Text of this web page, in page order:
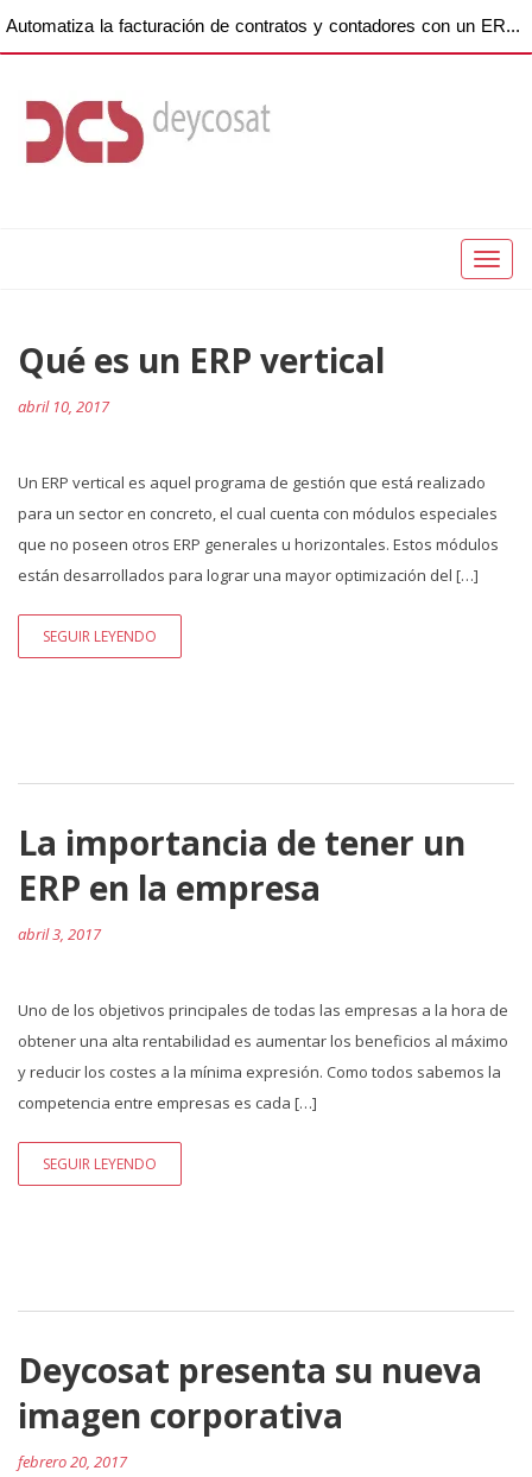
Automatiza la facturación de contratos y contadores con un ERP para empresas de copiadoras
Toggle
Qué es un ERP vertical
abril 10, 2017
Un ERP vertical es aquel programa de gestión que está realizado
para un sector en concreto, el cual cuenta con módulos especiales
que no poseen otros ERP generales u horizontales. Estos módulos
están desarrollados para lograr una mayor optimización del […]
SEGUIR LEYENDO
La importancia de tener un
ERP en la empresa
abril 3, 2017
Uno de los objetivos principales de todas las empresas a la hora de
obtener una alta rentabilidad es aumentar los beneficios al máximo
y reducir los costes a la mínima expresión. Como todos sabemos la
competencia entre empresas es cada […]
SEGUIR LEYENDO
Deycosat presenta su nueva
imagen corporativa
febrero 20, 2017